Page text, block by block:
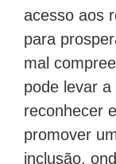
acesso aos
para
mal
pode levar
reconhecer
promover
inclusão,